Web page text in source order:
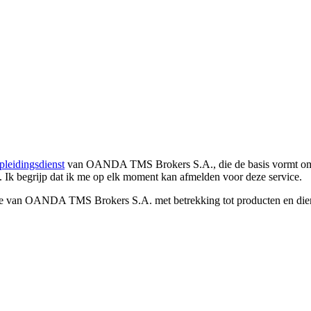
van OANDA TMS Brokers S.A., die de basis vormt
Ik begrijp dat ik me op elk moment kan afmelden voor deze service.
OANDA TMS Brokers S.A. met betrekking tot producten en